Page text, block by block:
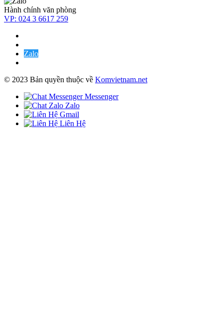
Hành chính văn phòng
VP: 024 3 6617 259
Zalo
© 2023 Bản quyền thuộc về Komvietnam.net
Messenger
Zalo
Gmail
Liên Hệ